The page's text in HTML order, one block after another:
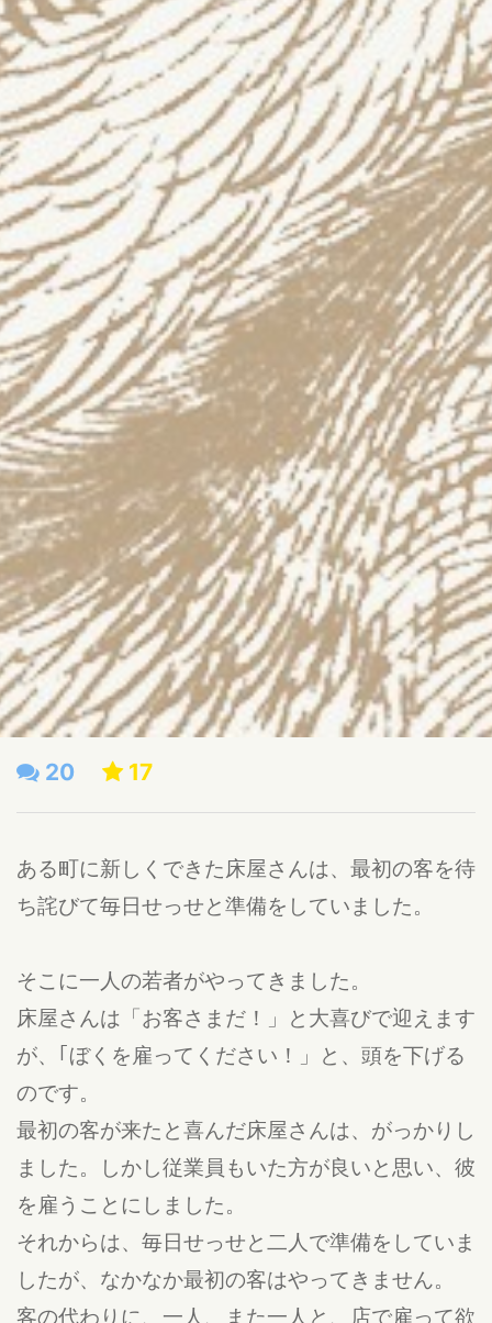
20 17
ある町に新しくできた床屋さんは、最初の客を待
ち詫びて毎日せっせと準備をしていました。
そこに一人の若者がやってきました。
床屋さんは「お客さまだ！」と大喜びで迎えます
が、｢ぼくを雇ってください！」と、頭を下げる
のです。
最初の客が来たと喜んだ床屋さんは、がっかりし
ました。しかし従業員もいた方が良いと思い、彼
を雇うことにしました。
それからは、毎日せっせと二人で準備をしていま
したが、なかなか最初の客はやってきません。
客の代わりに、一人、また一人と、店で雇って欲